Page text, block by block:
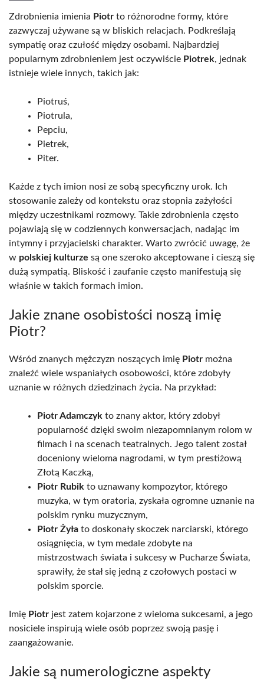
Zdrobnienia imienia Piotr to różnorodne formy, które
zazwyczaj używane są w bliskich relacjach. Podkreślają
sympatię oraz czułość między osobami. Najbardziej
popularnym zdrobnieniem jest oczywiście Piotrek, jednak
istnieje wiele innych, takich jak:
Piotruś,
Piotrula,
Pepciu,
Pietrek,
Piter.
Każde z tych imion nosi ze sobą specyficzny urok. Ich
stosowanie zależy od kontekstu oraz stopnia zażyłości
między uczestnikami rozmowy. Takie zdrobnienia często
pojawiają się w codziennych konwersacjach, nadając im
intymny i przyjacielski charakter. Warto zwrócić uwagę, że
w polskiej kulturze są one szeroko akceptowane i cieszą się
dużą sympatią. Bliskość i zaufanie często manifestują się
właśnie w takich formach imion.
Jakie znane osobistości noszą imię
Piotr?
Wśród znanych mężczyzn noszących imię Piotr można
znaleźć wiele wspaniałych osobowości, które zdobyły
uznanie w różnych dziedzinach życia. Na przykład:
Piotr Adamczyk to znany aktor, który zdobył
popularność dzięki swoim niezapomnianym rolom w
filmach i na scenach teatralnych. Jego talent został
doceniony wieloma nagrodami, w tym prestiżową
Złotą Kaczką,
Piotr Rubik to uznawany kompozytor, którego
muzyka, w tym oratoria, zyskała ogromne uznanie na
polskim rynku muzycznym,
Piotr Żyła to doskonały skoczek narciarski, którego
osiągnięcia, w tym medale zdobyte na
mistrzostwach świata i sukcesy w Pucharze Świata,
sprawiły, że stał się jedną z czołowych postaci w
polskim sporcie.
Imię Piotr jest zatem kojarzone z wieloma sukcesami, a jego
nosiciele inspirują wiele osób poprzez swoją pasję i
zaangażowanie.
Jakie są numerologiczne aspekty